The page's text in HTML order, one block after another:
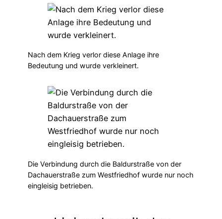
Nach dem Krieg verlor diese Anlage ihre
Bedeutung und wurde verkleinert.
Die Verbindung durch die Baldurstraße von der
Dachauerstraße zum Westfriedhof wurde nur noch
eingleisig betrieben.